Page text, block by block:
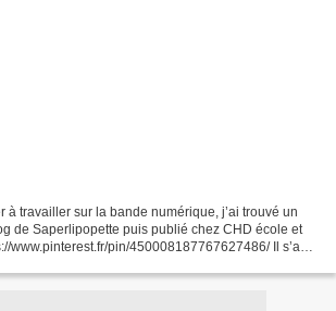
à travailler sur la bande numérique, j’ai trouvé un
de Saperlipopette puis publié chez CHD école et
www.pinterest.fr/pin/450008187767627486/ Il s’agit